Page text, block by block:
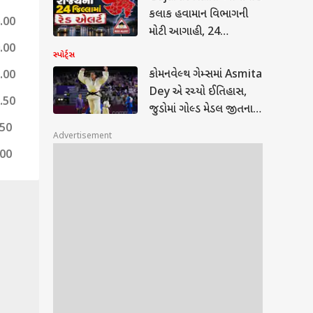
કલાક હવામાન વિભાગની
મોટી આગાહી, 24
જાહેર
સ્પોર્ટ્સ
કોમનવેલ્થ ગેમ્સમાં Asmita
Dey એ રચ્યો ઈતિહાસ,
જુડોમાં ગોલ્ડ મેડલ જીતનારી
Advertisement
ગેમ્સમાં Asmita
એ રચ્યો ઈતિહાસ,
ગોલ્ડ મેડલ જીતનારી
લેટેસ્ટ અપડેટ